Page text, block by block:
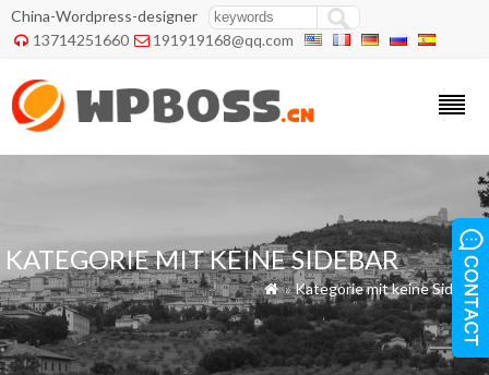
China-Wordpress-designer
 13714251660  191919168@qq.com
KATEGORIE MIT KEINE SIDEBAR
 »Kategorie mit keine Sidebar